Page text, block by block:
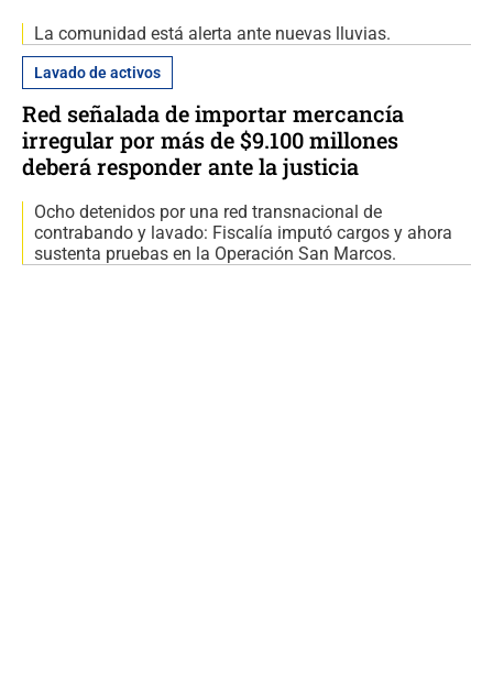
La comunidad está alerta ante nuevas lluvias.
Lavado de activos
Red señalada de importar mercancía
irregular por más de $9.100 millones
deberá responder ante la justicia
Ocho detenidos por una red transnacional de
contrabando y lavado: Fiscalía imputó cargos y ahora
sustenta pruebas en la Operación San Marcos.